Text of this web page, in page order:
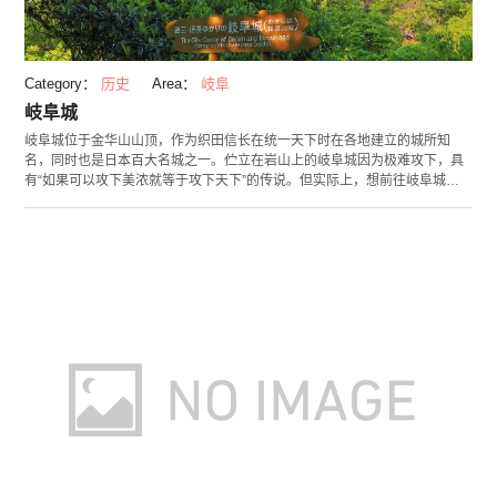
Category： 历史 Area： 岐阜
岐阜城
岐阜城位于金华山山顶，作为织田信长在统一天下时在各地建立的城所知
名，同时也是日本百大名城之一。伫立在岩山上的岐阜城因为极难攻下，具
有“如果可以攻下美浓就等于攻下天下”的传说。但实际上，想前往岐阜城的